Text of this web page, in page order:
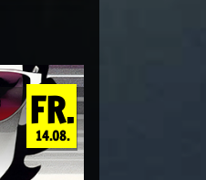
FR.
14.08.